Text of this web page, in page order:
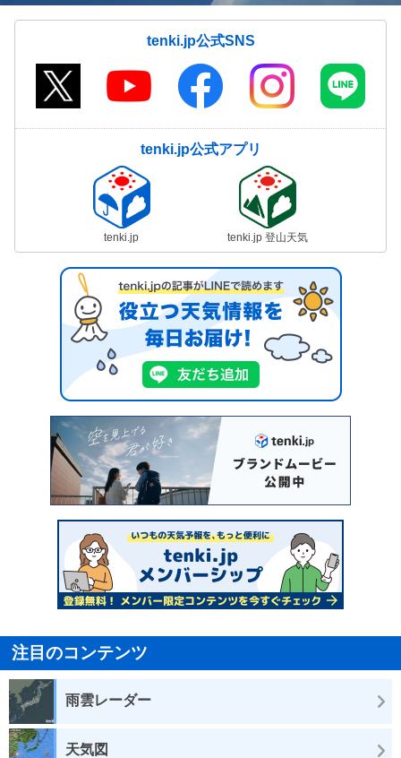
tenki.jp公式SNS
tenki.jp公式アプリ
tenki.jp tenki.jp 登山天気
注目のコンテンツ
雨雲レーダー
天気図